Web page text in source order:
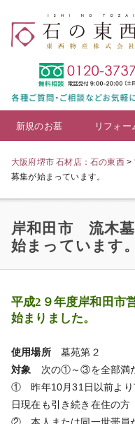
新規のお墓 リフォー
大阪府堺市 石材店：石の東西>
募集が始まっています。
岸和田市 流木
始まっています。
平成2９年度岸和田市
始まりました。
使用場所墓苑第２
対象 次の①～③を全部満
① 昨年10月31日以前より
日現在も引き続き在住の方